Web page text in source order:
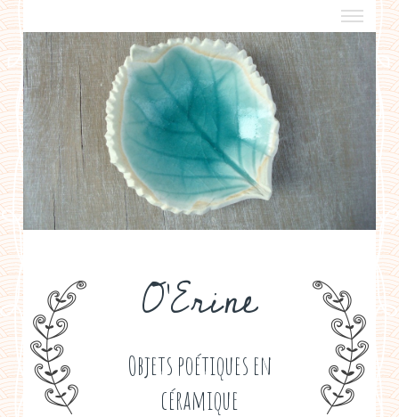
O'Erine
Objets poétiques en
céramique
a propos
boutiques de créateurs
contact
politique de confidentialité